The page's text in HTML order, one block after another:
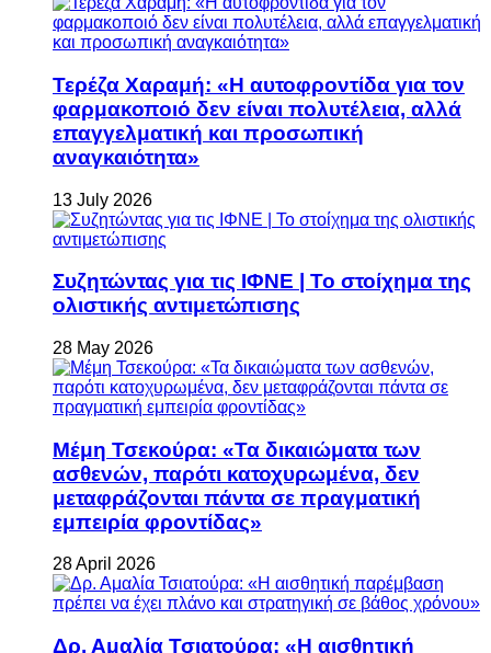
Τερέζα Χαραμή: «Η αυτοφροντίδα για τον
φαρμακοποιό δεν είναι πολυτέλεια, αλλά
επαγγελματική και προσωπική
αναγκαιότητα»
13 July 2026
Συζητώντας για τις ΙΦΝΕ | Το στοίχημα της
ολιστικής αντιμετώπισης
28 May 2026
Μέμη Τσεκούρα: «Τα δικαιώματα των
ασθενών, παρότι κατοχυρωμένα, δεν
μεταφράζονται πάντα σε πραγματική
εμπειρία φροντίδας»
28 April 2026
Δρ. Αμαλία Τσιατούρα: «Η αισθητική